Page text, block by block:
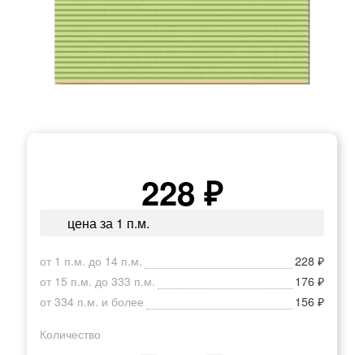
228 ₽
цена за 1 п.м.
от 1 п.м. до 14 п.м.
228 ₽
от 15 п.м. до 333 п.м.
176 ₽
от 334 п.м. и более
156 ₽
Количество